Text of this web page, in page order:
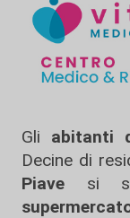
Gli abitanti
Decine di
Piave si